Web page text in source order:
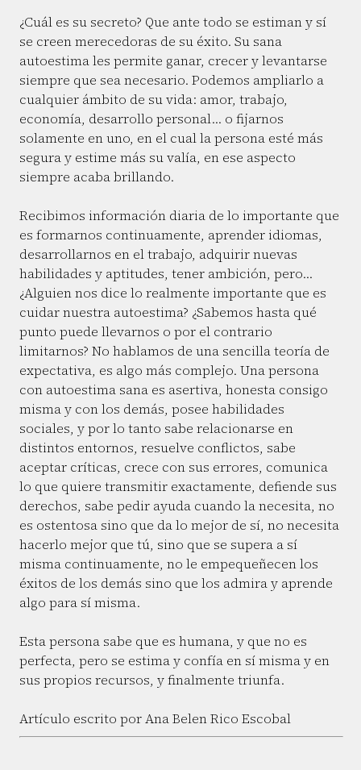
¿Cuál es su secreto? Que ante todo se estiman y sí
se creen merecedoras de su éxito. Su sana
autoestima les permite ganar, crecer y levantarse
siempre que sea necesario. Podemos ampliarlo a
cualquier ámbito de su vida: amor, trabajo,
economía, desarrollo personal… o fijarnos
solamente en uno, en el cual la persona esté más
segura y estime más su valía, en ese aspecto
siempre acaba brillando.
Recibimos información diaria de lo importante que
es formarnos continuamente, aprender idiomas,
desarrollarnos en el trabajo, adquirir nuevas
habilidades y aptitudes, tener ambición, pero…
¿Alguien nos dice lo realmente importante que es
cuidar nuestra autoestima? ¿Sabemos hasta qué
punto puede llevarnos o por el contrario
limitarnos? No hablamos de una sencilla teoría de
expectativa, es algo más complejo. Una persona
con autoestima sana es asertiva, honesta consigo
misma y con los demás, posee habilidades
sociales, y por lo tanto sabe relacionarse en
distintos entornos, resuelve conflictos, sabe
aceptar críticas, crece con sus errores, comunica
lo que quiere transmitir exactamente, defiende sus
derechos, sabe pedir ayuda cuando la necesita, no
es ostentosa sino que da lo mejor de sí, no necesita
hacerlo mejor que tú, sino que se supera a sí
misma continuamente, no le empequeñecen los
éxitos de los demás sino que los admira y aprende
algo para sí misma.
Esta persona sabe que es humana, y que no es
perfecta, pero se estima y confía en sí misma y en
sus propios recursos, y finalmente triunfa.
Artículo escrito por Ana Belen Rico Escobal